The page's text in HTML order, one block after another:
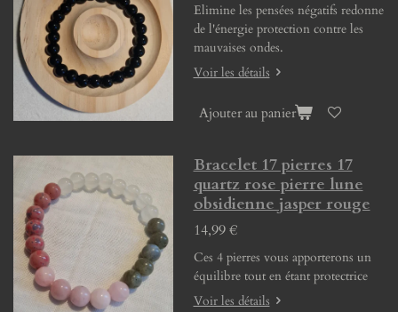
Elimine les pensées négatifs redonne
de l'énergie protection contre les
mauvaises ondes.
Voir les détails
Ajouter au panier
Bracelet 17 pierres 17
quartz rose pierre lune
obsidienne jasper rouge
14,99 €
Ces 4 pierres vous apporterons un
équilibre tout en étant protectrice
Voir les détails